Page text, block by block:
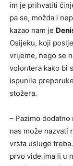
im je prihvatiti
pa se, možda i
kazao nam je
Osijeku, koji
vrijeme, nego se
volontera kako bi
ispunile
stožera.
– Pazimo
nas može nazvati
vrsta usluge
prvo vide ima li u